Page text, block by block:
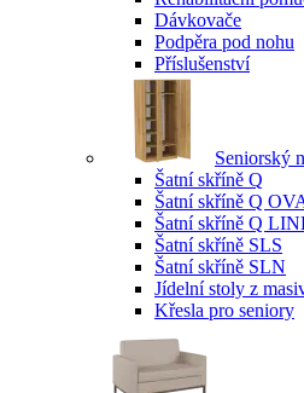
Dávkovače
Podpěra pod nohu
Příslušenství
Seniorský
Šatní skříně Q
Šatní skříně Q
Šatní skříně Q
Šatní skříně SLS
Šatní skříně SLN
Jídelní stoly z
Křesla pro seniory